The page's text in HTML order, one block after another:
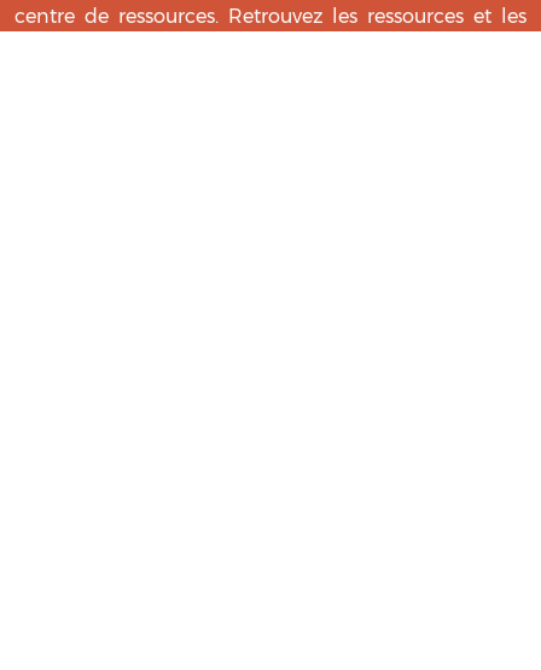
centre de ressources. Retrouvez les ressources et les